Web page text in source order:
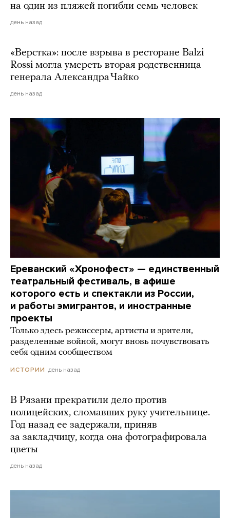
на один из пляжей погибли семь человек
день назад
«Верстка»: после взрыва в ресторане Balzi
Rossi могла умереть вторая родственница
генерала Александра Чайко
день назад
Ереванский «Хронофест» — единственный
театральный фестиваль, в афише
которого есть и спектакли из России,
и работы эмигрантов, и иностранные
проекты
Только здесь режиссеры, артисты и зрители,
разделенные войной, могут вновь почувствовать
себя одним сообществом
ИСТОРИИ день назад
В Рязани прекратили дело против
полицейских, сломавших руку учительнице.
Год назад ее задержали, приняв
за закладчицу, когда она фотографировала
цветы
день назад